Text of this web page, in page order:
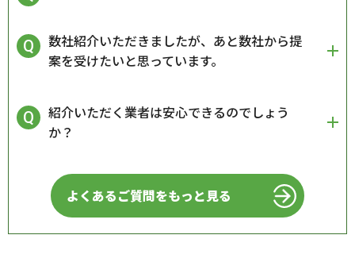
数社紹介いただきましたが、あと数社から提
案を受けたいと思っています。
紹介いただく業者は安心できるのでしょう
か？
よくあるご質問をもっと見る